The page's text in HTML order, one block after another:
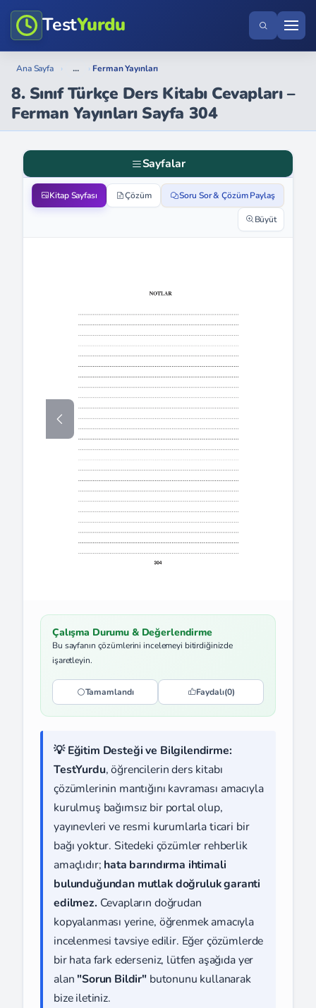
TestYurdu
Ana Sayfa › ... › Ferman Yayınları
8. Sınıf Türkçe Ders Kitabı Cevapları –
Ferman Yayınları Sayfa 304
Sayfalar
Kitap Sayfası Çözüm Soru Sor & Çözüm Paylaş
Büyüt
Çalışma Durumu & Değerlendirme
Bu sayfanın çözümlerini incelemeyi bitirdiğinizde
işaretleyin.
Tamamlandı Faydalı(0)
💡 Eğitim Desteği ve Bilgilendirme:
TestYurdu, öğrencilerin ders kitabı
çözümlerinin mantığını kavraması amacıyla
kurulmuş bağımsız bir portal olup,
yayınevleri ve resmi kurumlarla ticari bir
bağı yoktur. Sitedeki çözümler rehberlik
amaçlıdır; hata barındırma ihtimali
bulunduğundan mutlak doğruluk garanti
edilmez. Cevapların doğrudan
kopyalanması yerine, öğrenmek amacıyla
incelenmesi tavsiye edilir. Eğer çözümlerde
bir hata fark ederseniz, lütfen aşağıda yer
alan "Sorun Bildir" butonunu kullanarak
bize iletiniz.